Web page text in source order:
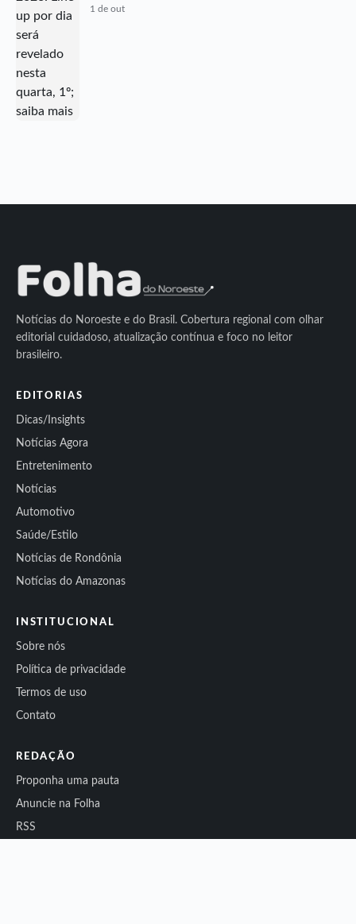
1 de out
Notícias do Noroeste e do Brasil. Cobertura regional com olhar
editorial cuidadoso, atualização contínua e foco no leitor
brasileiro.
EDITORIAS
Dicas/Insights
Notícias Agora
Entretenimento
Notícias
Automotivo
Saúde/Estilo
Notícias de Rondônia
Notícias do Amazonas
INSTITUCIONAL
Sobre nós
Política de privacidade
Termos de uso
Contato
REDAÇÃO
Proponha uma pauta
Anuncie na Folha
RSS